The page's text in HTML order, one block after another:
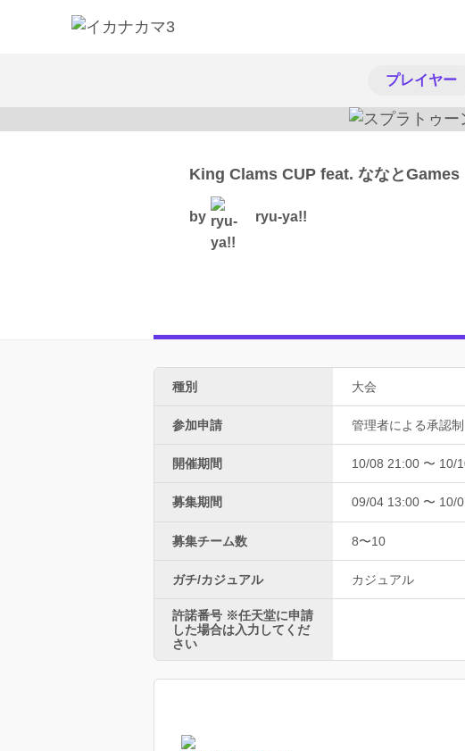
プレイヤー
King Clams CUP feat. ななとGames
by ryu-ya!!
種別 大会
参加申請 管理者による承認制
開催期間 10/08 21:00 〜 10/
募集期間 09/04 13:00 〜 10/
募集チーム数 8〜10
ガチ/カジュアル カジュアル
許諾番号 ※任天堂に申請
した場合は入力してくだ
さい